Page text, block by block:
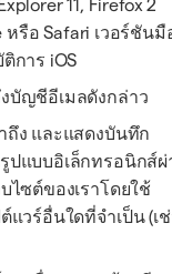
11, Firefox 2
หรือ Safari เวอร์ชันมื
การ iOS
บัญชีอีเมลดังกล่าว
ถึง และแสดงบันทึก
ปแบบอิเล็กทรอนิกส์ผ่
ไซต์ของเราโดยใช้
แวร์อื่นใดที่จำเป็น (เ